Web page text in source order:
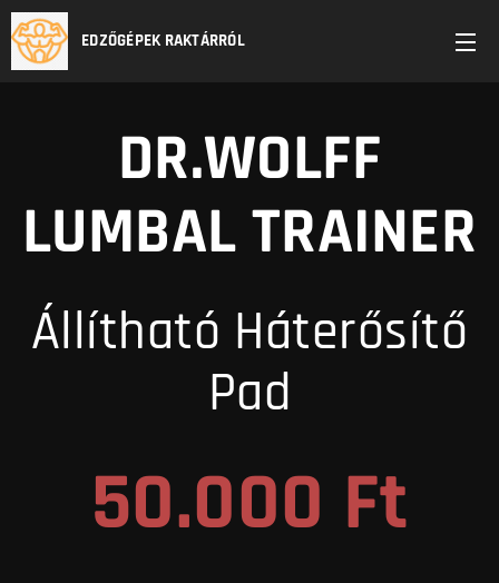
EDZŐGÉPEK RAKTÁRRÓL
DR.WOLFF
LUMBAL TRAINER
Állítható Háterősítő
Pad
50.000 Ft